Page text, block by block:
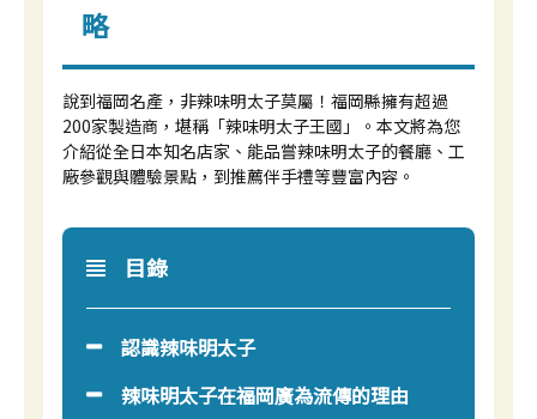
略
說到福岡名產，非辣味明太子莫屬！福岡縣擁有超過
200家製造商，堪稱「辣味明太子王國」。本文將為您
介紹從全日本知名店家、能品嘗辣味明太子的餐廳、工
廠參觀與體驗景點，到推薦伴手禮等豐富內容。
目錄
認識辣味明太子
辣味明太子在福岡廣為流傳的理由